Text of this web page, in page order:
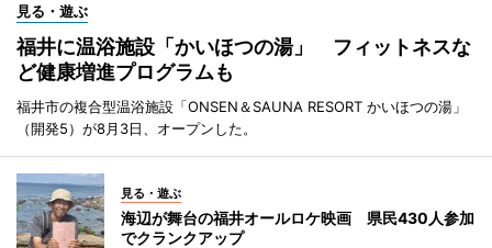
見る・遊ぶ
福井に温浴施設「かいほつの湯」 フィットネスな
ど健康増進プログラムも
福井市の複合型温浴施設「ONSEN＆SAUNA RESORT かいほつの湯」
（開発5）が8月3日、オープンした。
見る・遊ぶ
海辺が舞台の福井オールロケ映画 県民430人参加
でクランクアップ